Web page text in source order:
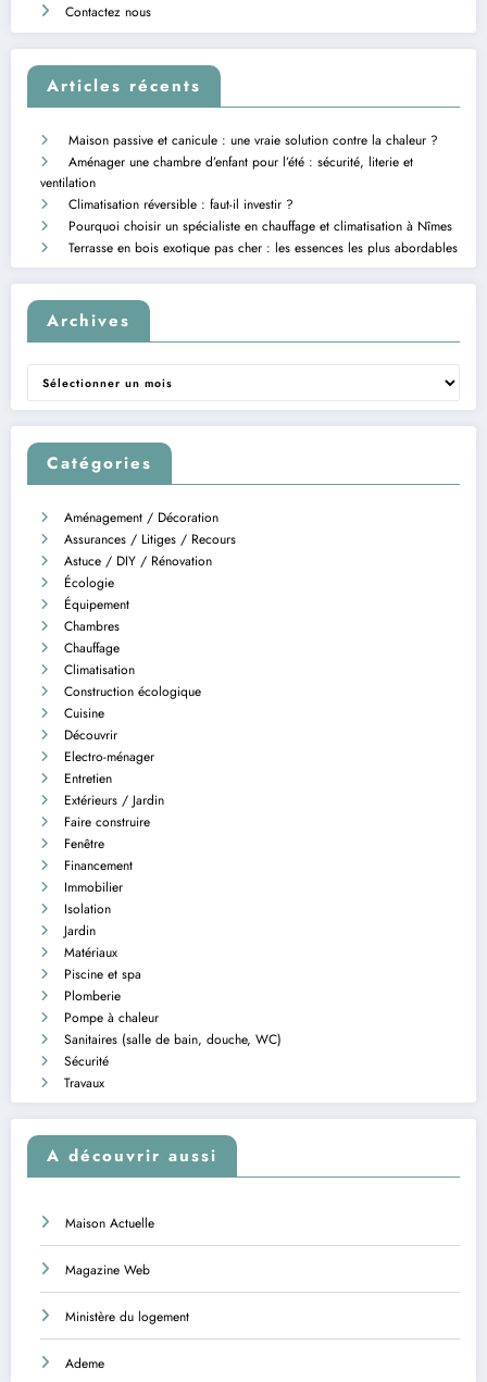
Contactez nous
Articles récents
Maison passive et canicule : une vraie solution contre la chaleur ?
Aménager une chambre d’enfant pour l’été : sécurité, literie et
ventilation
Climatisation réversible : faut-il investir ?
Pourquoi choisir un spécialiste en chauffage et climatisation à Nîmes
Terrasse en bois exotique pas cher : les essences les plus abordables
Archives
Archives
Catégories
Aménagement / Décoration
Assurances / Litiges / Recours
Astuce / DIY / Rénovation
Écologie
Équipement
Chambres
Chauffage
Climatisation
Construction écologique
Cuisine
Découvrir
Electro-ménager
Entretien
Extérieurs / Jardin
Faire construire
Fenêtre
Financement
Immobilier
Isolation
Jardin
Matériaux
Piscine et spa
Plomberie
Pompe à chaleur
Sanitaires (salle de bain, douche, WC)
Sécurité
Travaux
A découvrir aussi
Maison Actuelle
Magazine Web
Ministère du logement
Ademe